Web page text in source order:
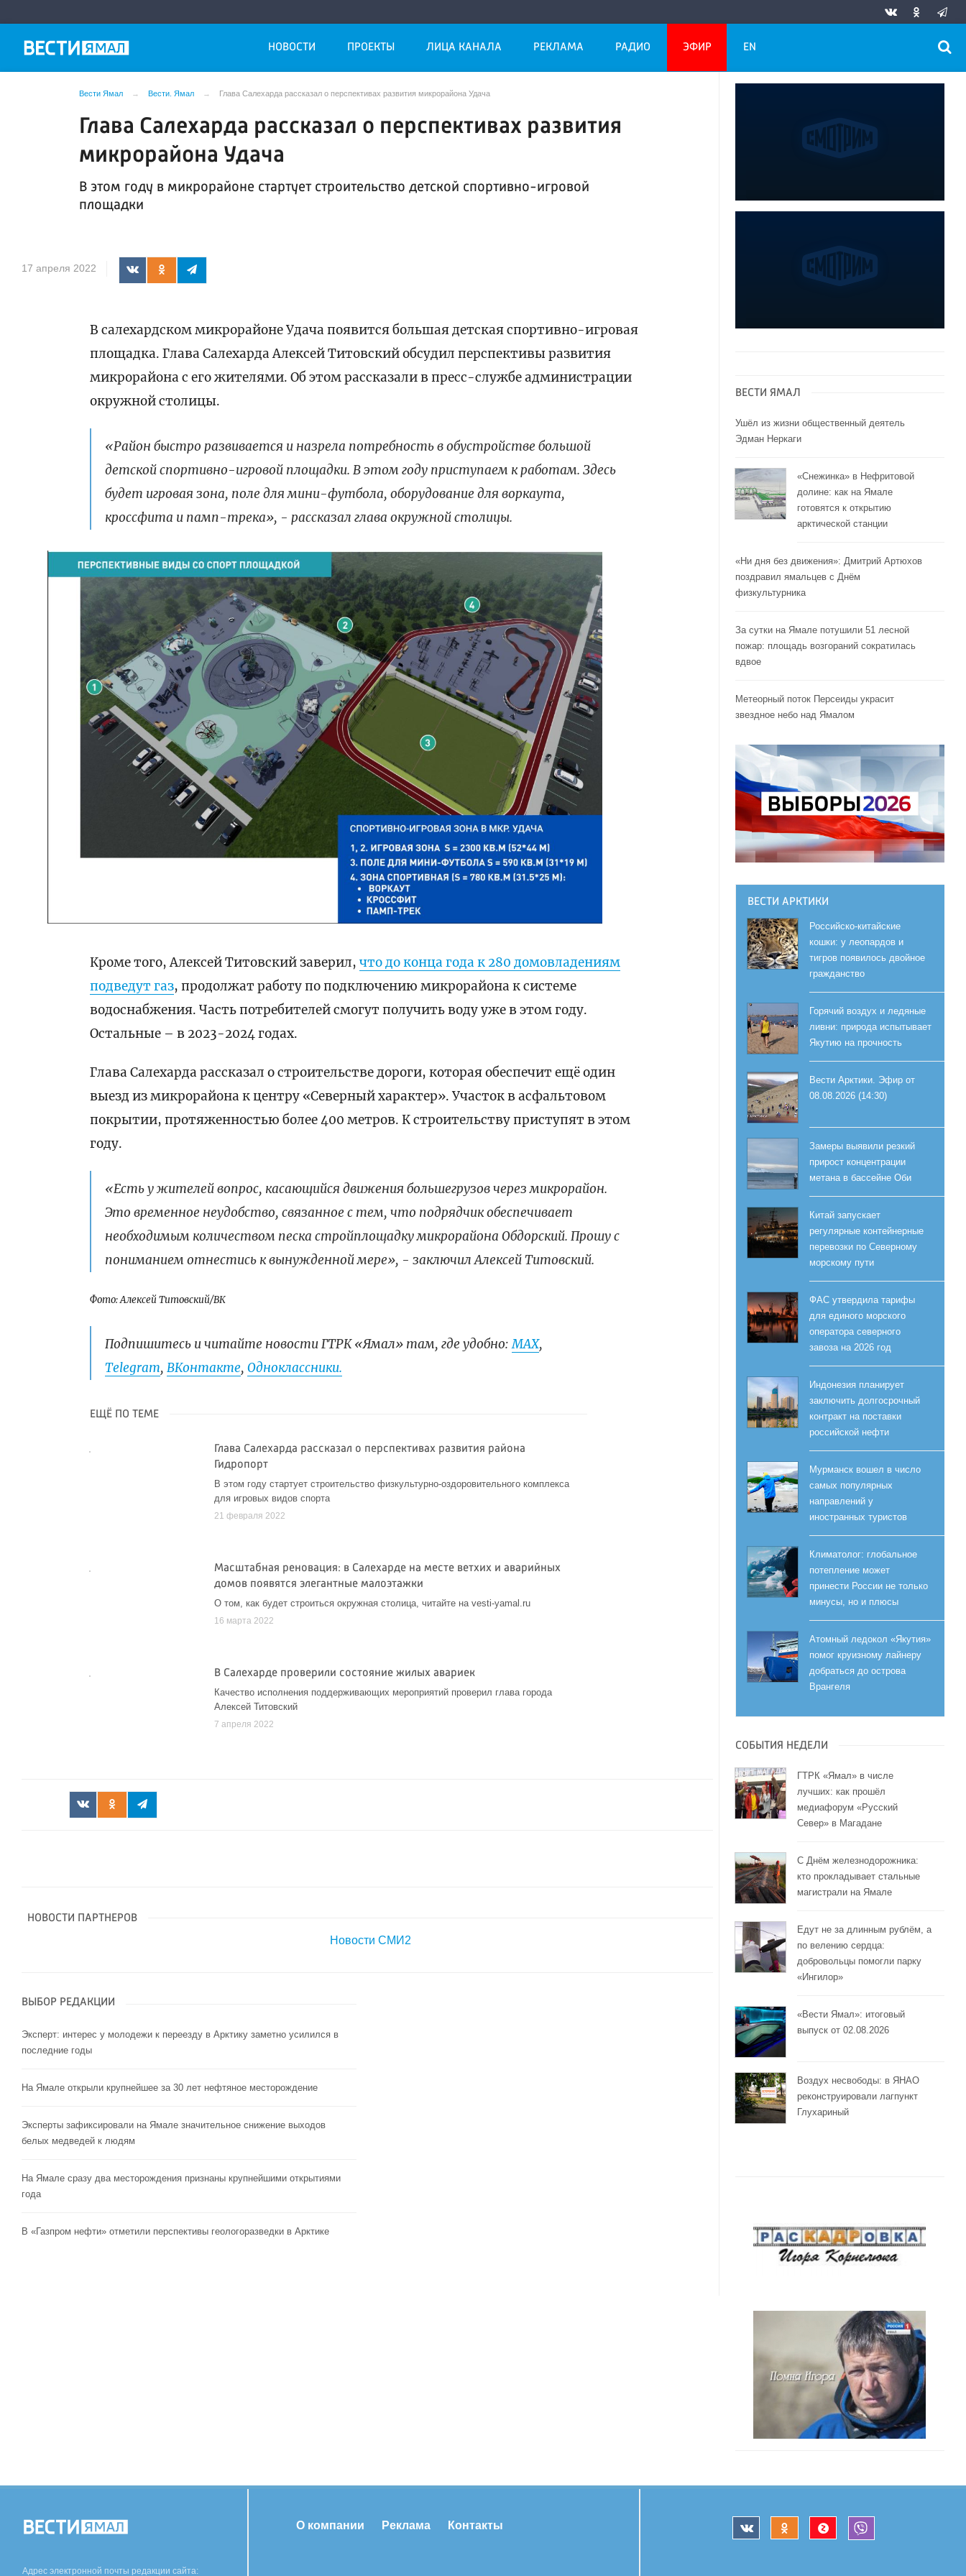
НОВОСТИ ПРОЕКТЫ ЛИЦА КАНАЛА РЕКЛАМА РАДИО ЭФИР EN
Вести Ямал Вести. Ямал Глава Салехарда рассказал о перспективах развития микрорайона Удача
Глава Салехарда рассказал о перспективах развития
микрорайона Удача
В этом году в микрорайоне стартует строительство детской спортивно-игровой
площадки
17 апреля 2022
В салехардском микрорайоне Удача появится большая детская спортивно-игровая
площадка. Глава Салехарда Алексей Титовский обсудил перспективы развития
микрорайона с его жителями. Об этом рассказали в пресс-службе администрации
окружной столицы.
«Район быстро развивается и назрела потребность в обустройстве большой
детской спортивно-игровой площадки. В этом году приступаем к работам. Здесь
будет игровая зона, поле для мини-футбола, оборудование для воркаута,
кроссфита и памп-трека», - рассказал глава окружной столицы.
Кроме того, Алексей Титовский заверил,что до конца года к 280 домовладениям
подведут газ, продолжат работу по подключению микрорайона к системе
водоснабжения. Часть потребителей смогут получить воду уже в этом году.
Остальные – в 2023-2024 годах.
Глава Салехарда рассказал о строительстве дороги, которая обеспечит ещё один
выезд из микрорайона к центру «Северный характер». Участок в асфальтовом
покрытии, протяженностью более 400 метров. К строительству приступят в этом
году.
«Есть у жителей вопрос, касающийся движения большегрузов через микрорайон.
Это временное неудобство, связанное с тем, что подрядчик обеспечивает
необходимым количеством песка стройплощадку микрорайона Обдорский. Прошу с
пониманием отнестись к вынужденной мере», - заключил Алексей Титовский.
Фото: Алексей Титовский/ВК
Подпишитесь и читайте новости ГТРК «Ямал» там, где удобно:МАХ,
Telegram,ВКонтакте,Одноклассники.
ЕЩЁ ПО ТЕМЕ
Глава Салехарда рассказал о перспективах развития района
Гидропорт
В этом году стартует строительство физкультурно-оздоровительного комплекса
для игровых видов спорта
21 февраля 2022
Масштабная реновация: в Салехарде на месте ветхих и аварийных
домов появятся элегантные малоэтажки
О том, как будет строиться окружная столица, читайте на vesti-yamal.ru
16 марта 2022
В Салехарде проверили состояние жилых авариек
Качество исполнения поддерживающих мероприятий проверил глава города
Алексей Титовский
7 апреля 2022
НОВОСТИ ПАРТНЕРОВ
Новости СМИ2
ВЫБОР РЕДАКЦИИ
Эксперт: интерес у молодежи к переезду в Арктику заметно усилился в
последние годы
На Ямале открыли крупнейшее за 30 лет нефтяное месторождение
Эксперты зафиксировали на Ямале значительное снижение выходов
белых медведей к людям
На Ямале сразу два месторождения признаны крупнейшими открытиями
года
В «Газпром нефти» отметили перспективы геологоразведки в Арктике
ВЕСТИ ЯМАЛ
Ушёл из жизни общественный деятель
Эдман Неркаги
«Снежинка» в Нефритовой
долине: как на Ямале
готовятся к открытию
арктической станции
«Ни дня без движения»: Дмитрий Артюхов
поздравил ямальцев с Днём
физкультурника
За сутки на Ямале потушили 51 лесной
пожар: площадь возгораний сократилась
вдвое
Метеорный поток Персеиды украсит
звездное небо над Ямалом
ВЕСТИ АРКТИКИ
Российско-китайские
кошки: у леопардов и
тигров появилось двойное
гражданство
Горячий воздух и ледяные
ливни: природа испытывает
Якутию на прочность
Вести Арктики. Эфир от
08.08.2026 (14:30)
Замеры выявили резкий
прирост концентрации
метана в бассейне Оби
Китай запускает
регулярные контейнерные
перевозки по Северному
морскому пути
ФАС утвердила тарифы
для единого морского
оператора северного
завоза на 2026 год
Индонезия планирует
заключить долгосрочный
контракт на поставки
российской нефти
Мурманск вошел в число
самых популярных
направлений у
иностранных туристов
Климатолог: глобальное
потепление может
принести России не только
минусы, но и плюсы
Атомный ледокол «Якутия»
помог круизному лайнеру
добраться до острова
Врангеля
СОБЫТИЯ НЕДЕЛИ
ГТРК «Ямал» в числе
лучших: как прошёл
медиафорум «Русский
Север» в Магадане
С Днём железнодорожника:
кто прокладывает стальные
магистрали на Ямале
Едут не за длинным рублём, а
по велению сердца:
добровольцы помогли парку
«Ингилор»
«Вести Ямал»: итоговый
выпуск от 02.08.2026
Воздух несвободы: в ЯНАО
реконструировали лагпункт
Глухариный
Адрес электронной почты редакции сайта:
О компании Реклама Контакты